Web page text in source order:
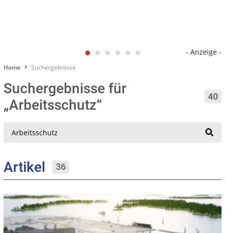
- Anzeige -
Home Suchergebnisse
Suchergebnisse für
„Arbeitsschutz“
40
Artikel 36